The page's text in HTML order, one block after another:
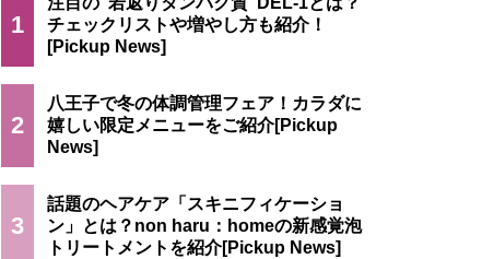
1
チェックリストや増やし方も紹介！
2
八王子で冬の体調管理フェア！カラダに
嬉しい限定メニューをご紹介
3
話題のヘアケア「スキニフィケーショ
ン」とは？non haru：homeの新感覚泡
トリートメントを紹介